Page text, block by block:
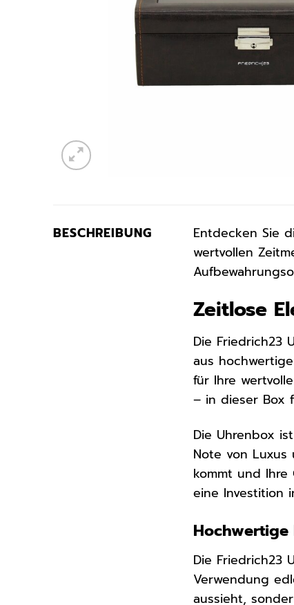
BESCHREIBUNG Entdecken Sie
wertvollen
Zeitlose
Die Friedrich23
aus
für Ihre
– in dieser Box
Die Uhrenbox
Note von Luxus
kommt und
eine Investition
Die Friedrich23
Verwendung
aussieht,